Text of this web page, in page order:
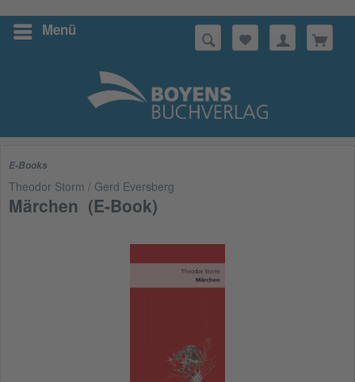
Menü
E-Books
Theodor Storm / Gerd Eversberg
Märchen (E-Book)